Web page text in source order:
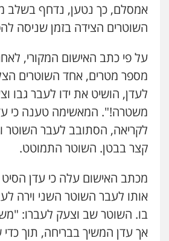
עו"ד אסף דוק
חמורה חקירות ומעצרים
0526885006
אמסלם, כך נטען, נדחף בשלב
השוטרים הצידה בזמן שניסה
על פי כתב האישום המקורי,
מספר מטרים, אחד השוטרים
לעדן, הושיט את ידו לעבר גבו
משטרה!". המאשימה טענה כי
לקריאה, הסתובב לעבר השוטר
קצר בבטן. השוטר התמוטט.
מכתב האישום עלה כי עדן הסיט
אותו לעבר השוטר השני וירה
בו. השוטר שב וצעק לעברו:
אך עדן המשיך בבריחה, תוך כדי